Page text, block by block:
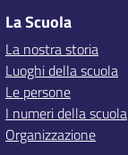
La Scuola
La nostra storia
Luoghi della scuola
Le persone
I numeri della scuola
Organizzazione